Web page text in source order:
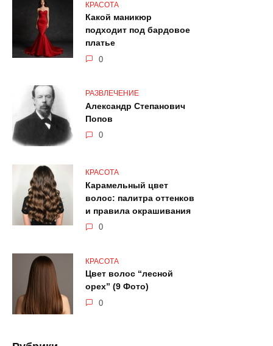
КРАСОТА
Какой маникюр
подходит под бардовое
платье
0
РАЗВЛЕЧЕНИЕ
Александр Степанович
Попов
0
КРАСОТА
Карамельный цвет
волос: палитра оттенков
и правила окрашивания
0
КРАСОТА
Цвет волос “лесной
орех” (9 Фото)
0